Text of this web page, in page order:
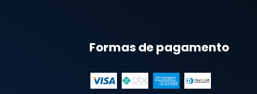
Formas de pagamento